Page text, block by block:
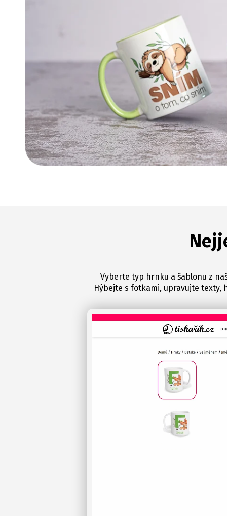
Vyberte typ hrnku a šablonu z
Hýbejte s fotkami, upravujte